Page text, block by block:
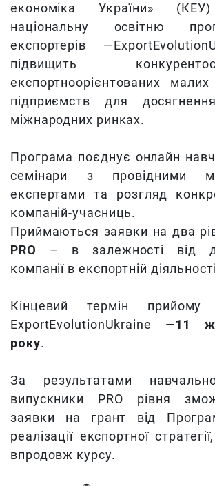
економіка України»
національну освітню
експортерів
підвищить
експортноорієнтованих
підприємств для
міжнародних ринках.
Програма поєднує онлайн
семінари з провідними
експертами та розгляд
компаній-учасниць.
Приймаються заявки на два
PRO – в залежності від
компанії в експортній
Кінцевий термін
ExportEvolutionUkraine —11
року.
За результатами
випускники PRO рівня
заявки на грант від
реалізації експортної
впродовж курсу.